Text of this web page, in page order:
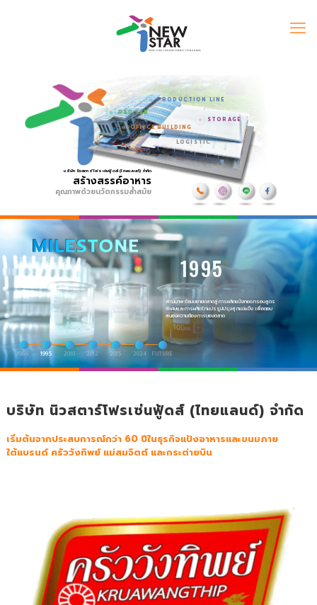
LOGISTIC
OFFICE BUILDING
R&D LAB
PRODUCTION LINE
STORAGE
บริษัท นิวสตาร์โฟรเซ่นฟู้ดส์ (ไทยแลนด์) จำกัด
สร้างสรรค์อาหาร
คุณภาพด้วยนวัตกรรมล้ำสมัย
1995
FUTURE
2024
2015
2012
2010
1995
1965
บริษัท นิวสตาร์โฟรเซ่นฟู้ดส์ (ไทยแลนด์) จำกัด
เริ่มต้นจากประสบการณ์กว่า 60 ปีในธุรกิจแป้งอาหารและขนมภาย
ใต้แบรนด์ ครัววังทิพย์ แม่สมจิตต์ และกระต่ายบิน